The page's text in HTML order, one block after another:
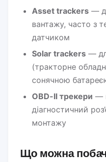
Asset trackers—
вантажу, часто з
датчиком
Solar trackers—
(тракторне
сонячною
OBD-II трекери —
діагностичний
монтажу
Що можна